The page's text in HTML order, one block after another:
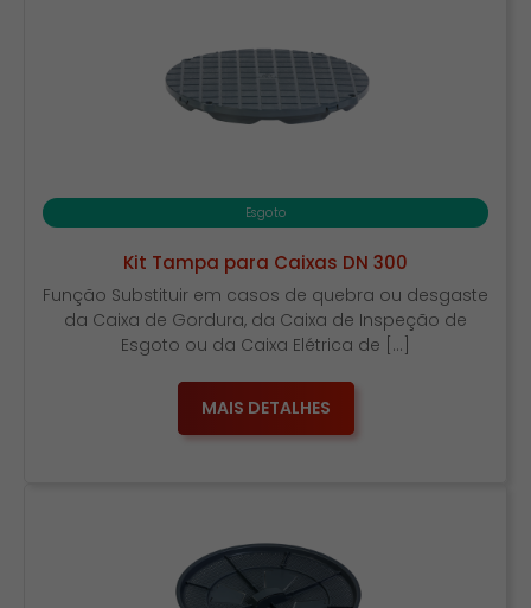
Esgoto
Kit Tampa para Caixas DN 300
Função Substituir em casos de quebra ou desgaste
da Caixa de Gordura, da Caixa de Inspeção de
Esgoto ou da Caixa Elétrica de […]
MAIS DETALHES